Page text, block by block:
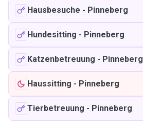
Hausbesuche - Pinneberg
Hundesitting - Pinneberg
Katzenbetreuung - Pinneberg
Haussitting - Pinneberg
Tierbetreuung - Pinneberg